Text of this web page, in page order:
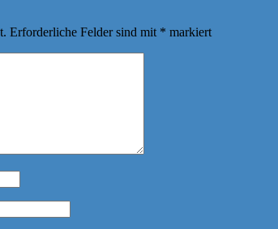
Erforderliche Felder sind mit * markiert